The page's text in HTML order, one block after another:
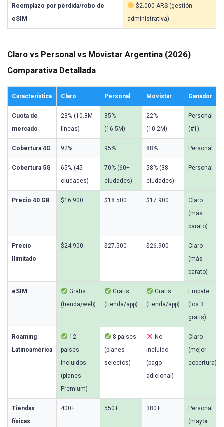
Reemplazo por pérdida/robo de
eSIM
$2.000 ARS (gestión
administrativa)
Claro vs Personal vs Movistar Argentina (2026)
Comparativa Detallada
Característica Claro Personal Movistar Ganador
Cuota de
mercado
23% (10.8M
líneas)
35%
(16.5M)
22%
(10.2M)
Personal
(#1)
Cobertura 4G 92% 95% 88% Personal
Cobertura 5G
65% (45
ciudades)
70% (60+
ciudades)
58% (38
ciudades)
Personal
Precio 40 GB $16.900 $18.500 $17.900
Claro
(más
barato)
Precio
Ilimitado
$24.900 $27.500 $26.900
Claro
(más
barato)
eSIM
Gratis
(tienda/web)
Gratis
(tienda/app)
Gratis
(tienda/app)
Empate
(los 3
gratis)
Roaming
Latinoamérica
12
países
incluidos
(planes
Premium)
8 países
(planes
selectos)
No
incluido
(pago
adicional)
Claro
(mejor
cobertura)
Tiendas
físicas
400+ 550+ 380+
Personal
(mayor